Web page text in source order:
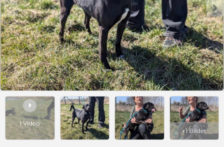
c d

1 Video
+1 Bilder